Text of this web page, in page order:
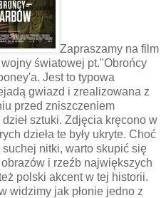
Zapraszamy na film
światowej pt."Obrońcy
Jest to typowa
gwiazd i zrealizowana z
przed zniszczeniem
sztuki. Zdjęcia kręcono w
dzieła te były ukryte. Choć
nitki, warto skupić się
i rzeźb największych
polski akcent w tej historii.
widzimy jak płonie jedno z